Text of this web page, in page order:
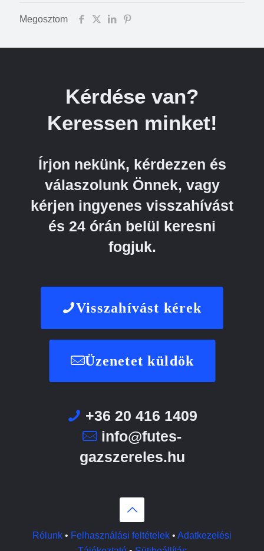
Megosztom
Kérdése van?
Keressen minket!
Írjon nekünk, kérdezzen és
válaszolunk Önnek, vagy
kérjen ingyenes visszahívást
és 24 órán belül keresni
fogjuk.
Visszahívást kérek
Üzenetet küldök
+36 20 416 1409
info@futes-
gazszereles.hu
Rólunk • Felhasználási feltételek • Adatkezelési